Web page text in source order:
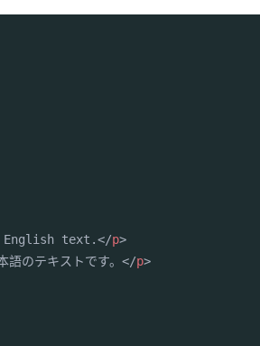
text.</p>
語のテキストです。 </p>